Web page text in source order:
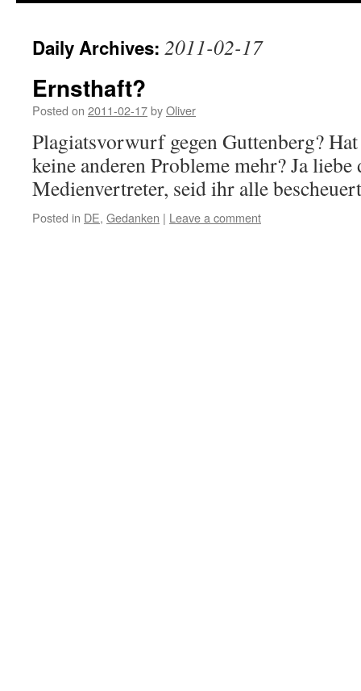
Daily Archives: 2011-02-17
Ernsthaft?
Posted on 2011-02-17byOliver
Plagiatsvorwurf gegen Guttenberg?
keine anderen Probleme mehr? Ja liebe
Medienvertreter, seid ihr alle
Posted in DE, Gedanken | Leave a comment